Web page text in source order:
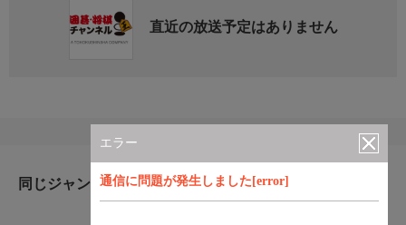
エラー
通信に問題が発生しました[error]
直近の放送予定はありません
同じジャンルのおすすめ番組